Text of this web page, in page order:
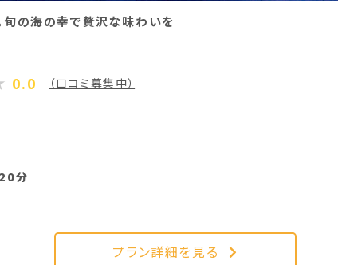
旬の海の幸で贅沢な味わいを
0.0 （口コミ募集中）
分
プラン詳細を見る